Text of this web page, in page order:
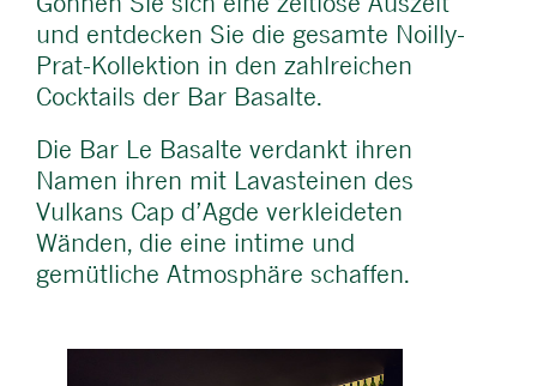
und entdecken Sie die gesamte Noilly-
Prat-Kollektion in den zahlreichen
Cocktails der Bar Basalte.
Die Bar Le Basalte verdankt ihren
Namen ihren mit Lavasteinen des
Vulkans Cap d’Agde verkleideten
Wänden, die eine intime und
gemütliche Atmosphäre schaffen.